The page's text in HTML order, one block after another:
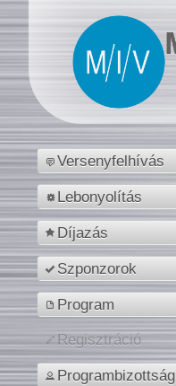
Versenyfelhívás
Lebonyolítás
Díjazás
Szponzorok
Program
Regisztráció
Programbizottság